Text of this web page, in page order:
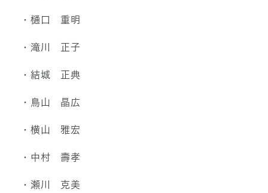
・樋口 重明
・滝川 正子
・結城 正典
・鳥山 晶広
・横山 雅宏
・中村 壽孝
・瀬川 克美